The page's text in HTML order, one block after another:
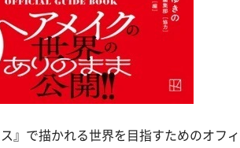
』で描かれる世界を目指すためのオフ